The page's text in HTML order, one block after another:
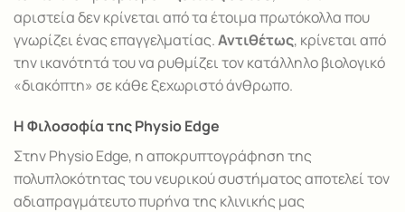
αριστεία δεν κρίνεται από τα έτοιμα πρωτόκολλα που
γνωρίζει ένας επαγγελματίας.Αντιθέτως, κρίνεται από
την ικανότητά του να ρυθμίζει τον κατάλληλο βιολογικό
«διακόπτη» σε κάθε ξεχωριστό άνθρωπο.
Η Φιλοσοφία της Physio Edge
Στην Physio Edge, η αποκρυπτογράφηση της
πολυπλοκότητας του νευρικού συστήματος αποτελεί τον
αδιαπραγμάτευτο πυρήνα της κλινικής μας